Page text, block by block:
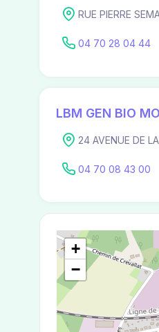
RUE PIERRE
04 70 28 04 44
LBM GEN BIO
24 AVENUE DE
04 70 08 43 00
+
−